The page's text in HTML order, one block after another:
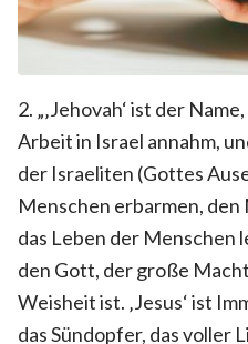
2. „‚Jehovah‘ ist der
Arbeit in Israel annahm,
der Israeliten (Gottes
Menschen erbarmen,
das Leben der Menschen
den Gott, der große
Weisheit ist. ‚Jesus‘ ist
das Sündopfer, das voller